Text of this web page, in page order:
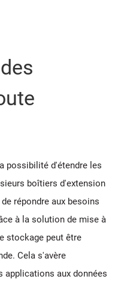
possibilité d'étendre les
boîtiers d'extension
répondre aux besoins
à la solution de mise à
stockage peut être
Cela s'avère
applications aux données